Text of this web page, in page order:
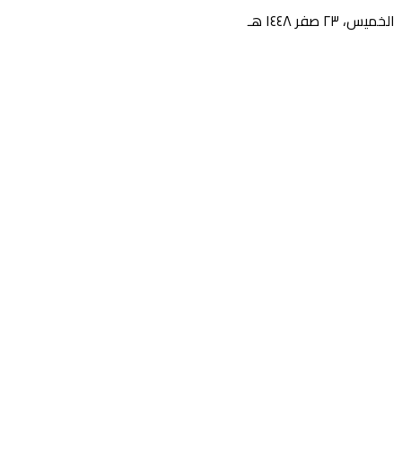
الخميس، ٢٣ صفر ١٤٤٨ هـ